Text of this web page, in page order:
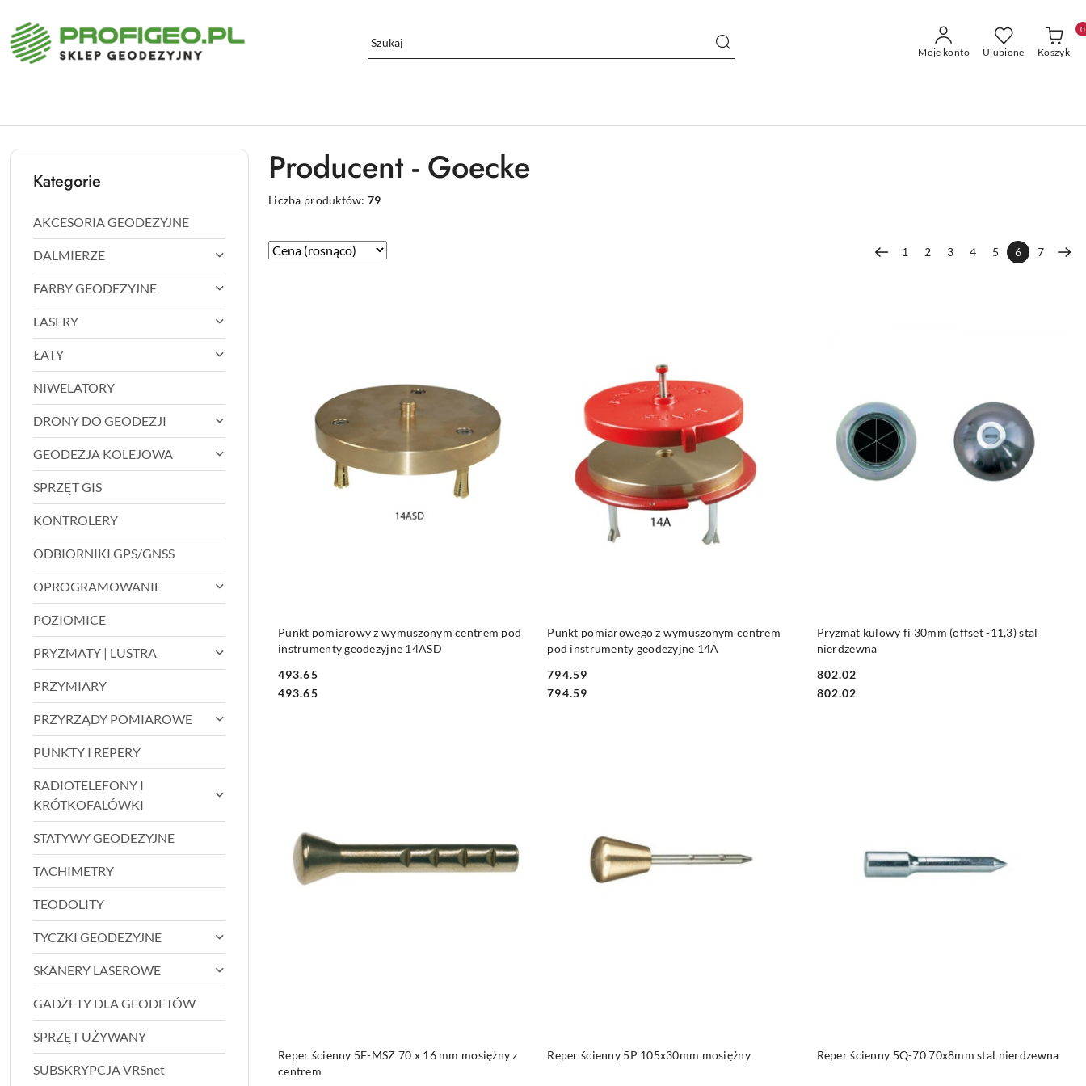
Moje konto Ulubione Koszyk
0
Kategorie
AKCESORIA GEODEZYJNE
DALMIERZE
FARBY GEODEZYJNE
LASERY
ŁATY
NIWELATORY
DRONY DO GEODEZJI
GEODEZJA KOLEJOWA
SPRZĘT GIS
KONTROLERY
ODBIORNIKI GPS/GNSS
OPROGRAMOWANIE
POZIOMICE
PRYZMATY | LUSTRA
PRZYMIARY
PRZYRZĄDY POMIAROWE
PUNKTY I REPERY
RADIOTELEFONY I
KRÓTKOFALÓWKI
STATYWY GEODEZYJNE
TACHIMETRY
TEODOLITY
TYCZKI GEODEZYJNE
SKANERY LASEROWE
GADŻETY DLA GEODETÓW
SPRZĘT UŻYWANY
SUBSKRYPCJA VRSnet
Producent - Goecke
Liczba produktów:79
Zastosowano
Sortuj
1 2 3 4 5 6 7
Punkt pomiarowy z wymuszonym centrem pod
instrumenty geodezyjne 14ASD
Cena:
493.65
Cena:
493.65
Punkt pomiarowego z wymuszonym centrem
pod instrumenty geodezyjne 14A
Cena:
794.59
Cena:
794.59
Pryzmat kulowy fi 30mm (offset -11,3) stal
nierdzewna
Cena:
802.02
Cena:
802.02
DO KOSZYKA
Reper ścienny 5F-MSZ 70 x 16 mm mosiężny z
centrem
Reper ścienny 5P 105x30mm mosiężny Reper ścienny 5Q-70 70x8mm stal nierdzewna